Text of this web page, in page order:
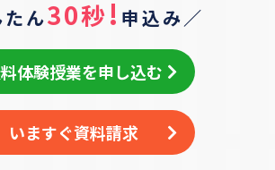
ん30秒! 申込み／
体験授業を申し込む
いますぐ資料請求